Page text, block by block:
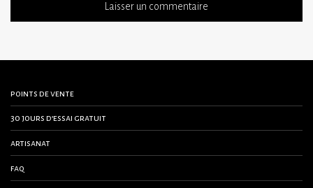
points de vente
30 jours d’essai gratuit
artisanat
faq